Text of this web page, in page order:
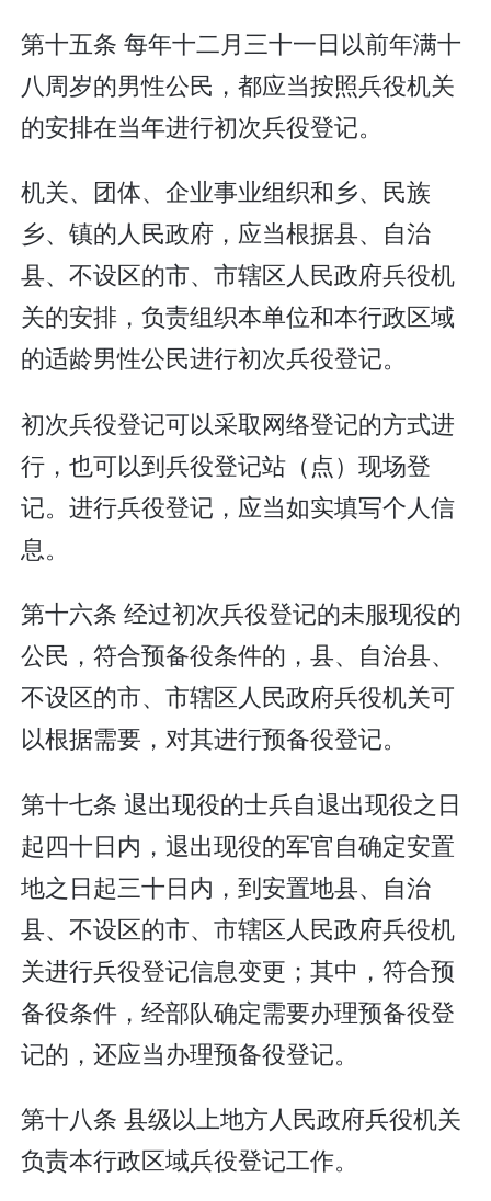
第十五条 每年十二月三十一日以前年满十
八周岁的男性公民，都应当按照兵役机关
的安排在当年进行初次兵役登记。
机关、团体、企业事业组织和乡、民族
乡、镇的人民政府，应当根据县、自治
县、不设区的市、市辖区人民政府兵役机
关的安排，负责组织本单位和本行政区域
的适龄男性公民进行初次兵役登记。
初次兵役登记可以采取网络登记的方式进
行，也可以到兵役登记站（点）现场登
记。进行兵役登记，应当如实填写个人信
息。
第十六条 经过初次兵役登记的未服现役的
公民，符合预备役条件的，县、自治县、
不设区的市、市辖区人民政府兵役机关可
以根据需要，对其进行预备役登记。
第十七条 退出现役的士兵自退出现役之日
起四十日内，退出现役的军官自确定安置
地之日起三十日内，到安置地县、自治
县、不设区的市、市辖区人民政府兵役机
关进行兵役登记信息变更；其中，符合预
备役条件，经部队确定需要办理预备役登
记的，还应当办理预备役登记。
第十八条 县级以上地方人民政府兵役机关
负责本行政区域兵役登记工作。